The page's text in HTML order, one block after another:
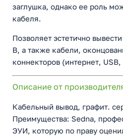
заглушка, однако ее роль
кабеля.
Позволяет эстетично
В, а также кабели,
коннекторов (интернет,
Описание от
Кабельный вывод, графит.
Преимущества: Sedna,
ЭУИ, которую по праву